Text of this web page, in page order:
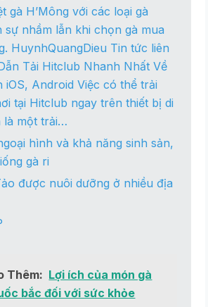
gà H’Mông với các loại gà
sự nhầm lẫn khi chọn gà mua
HuynhQuangDieu Tin tức liên
Tải Hitclub Nhanh Nhất Về
iOS, Android Việc có thể trải
tại Hitclub ngay trên thiết bị di
là một trải…
hình và khả năng sinh sản,
gà ri
được nuôi dưỡng ở nhiều địa
Thêm: Lợi ích của món gà
bắc đối với sức khỏe